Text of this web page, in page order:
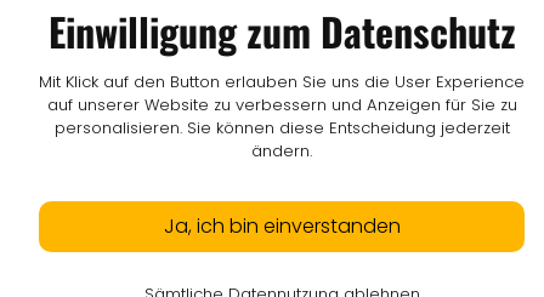
Einwilligung zum Datenschutz
Mit Klick auf den Button erlauben Sie uns die User Experience
auf unserer Website zu verbessern und Anzeigen für Sie zu
personalisieren. Sie können diese Entscheidung jederzeit
ändern.
Ja, ich bin einverstanden